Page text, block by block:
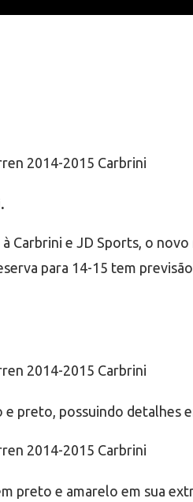
Carbrini e JD Sports, o
para 14-15 tem
preto, possuindo detalhes
preto e amarelo em sua